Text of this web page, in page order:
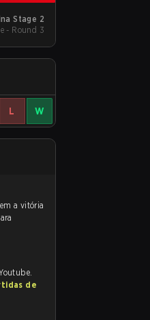
Stage 2
- Round 3
L W
de